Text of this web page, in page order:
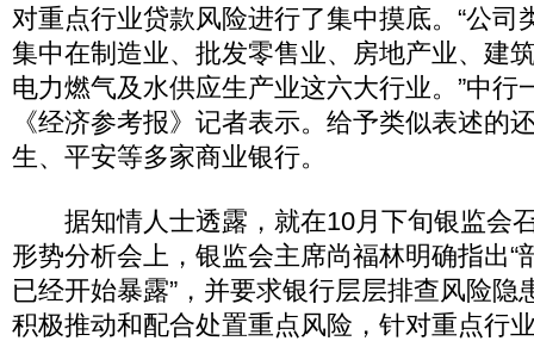
对重点行业贷款风险进行了集中摸底。“公司
集中在制造业、批发零售业、房地产业、建
电力燃气及水供应生产业这六大行业。”中行
《经济参考报》记者表示。给予类似表述的
生、平安等多家商业银行。
据知情人士透露，就在10月下旬银监会
形势分析会上，银监会主席尚福林明确指出“
已经开始暴露”，并要求银行层层排查风险隐
积极推动和配合处置重点风险，针对重点行